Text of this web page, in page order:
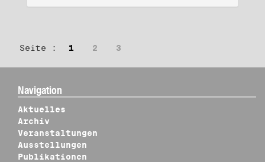
Seite : 1 2 3
Navigation
Aktuelles
Archiv
Veranstaltungen
Ausstellungen
Publikationen